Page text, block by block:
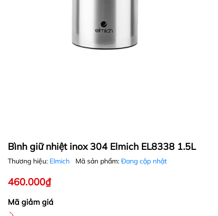
Bình giữ nhiệt inox 304 Elmich EL8338 1.5L
Thương hiệu: Elmich Mã sản phẩm: Đang cập nhật
460.000₫
Mã giảm giá